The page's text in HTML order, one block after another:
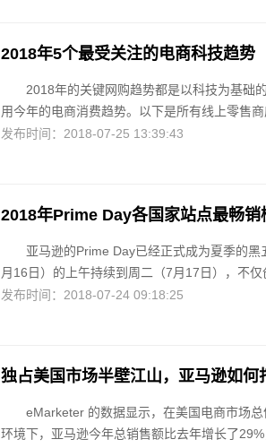
2018年5个最受关注的电商科技趋势
2018年的关键网购趋势都是以科技为基础
用今年的电商消费趋势。以下是所有线上零售
发布时间：2018-07-25 13:39:43
2018年Prime Day各国家站点最畅销
亚马逊的Prime Day已经正式成为夏季的
月16日）的上午持续到周二（7月17日），不
发布时间：2018-07-24 09:18:25
独占美国市场半壁江山，亚马逊如何
eMarketer 的数据显示，在美国电商市场
环境下，亚马逊今年总销售额比去年增长了